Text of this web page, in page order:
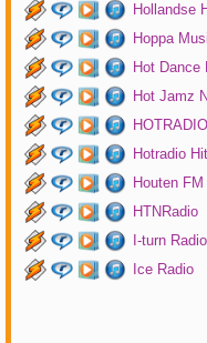
Hollandse
Hoppa
Hot Dance
Hot Jamz
Hotradio
Houten FM
HTNRadio
I-turn Radio
Ice Radio